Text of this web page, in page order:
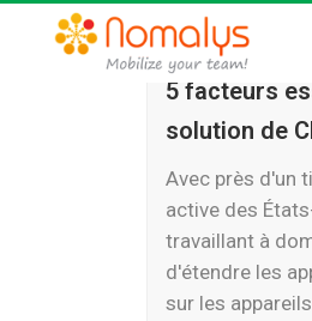
5 facteurs
solution de
Avec près d'un
active des
travaillant à
d'étendre les
sur les